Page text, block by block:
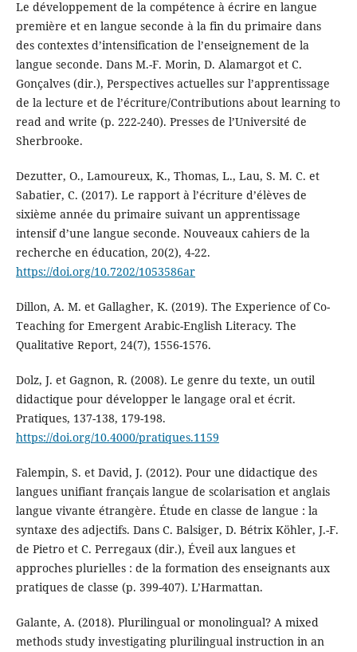
Le développement de la compétence à écrire en langue
première et en langue seconde à la fin du primaire dans
des contextes d’intensification de l’enseignement de la
langue seconde. Dans M.-F. Morin, D. Alamargot et C.
Gonçalves (dir.), Perspectives actuelles sur l’apprentissage
de la lecture et de l’écriture/Contributions about learning to
read and write (p. 222-240). Presses de l’Université de
Sherbrooke.
Dezutter, O., Lamoureux, K., Thomas, L., Lau, S. M. C. et
Sabatier, C. (2017). Le rapport à l’écriture d’élèves de
sixième année du primaire suivant un apprentissage
intensif d’une langue seconde. Nouveaux cahiers de la
recherche en éducation, 20(2), 4-22.
https://doi.org/10.7202/1053586ar
Dillon, A. M. et Gallagher, K. (2019). The Experience of Co-
Teaching for Emergent Arabic-English Literacy. The
Qualitative Report, 24(7), 1556-1576.
Dolz, J. et Gagnon, R. (2008). Le genre du texte, un outil
didactique pour développer le langage oral et écrit.
Pratiques, 137-138, 179-198.
https://doi.org/10.4000/pratiques.1159
Falempin, S. et David, J. (2012). Pour une didactique des
langues unifiant français langue de scolarisation et anglais
langue vivante étrangère. Étude en classe de langue : la
syntaxe des adjectifs. Dans C. Balsiger, D. Bétrix Köhler, J.-F.
de Pietro et C. Perregaux (dir.), Éveil aux langues et
approches plurielles : de la formation des enseignants aux
pratiques de classe (p. 399-407). L’Harmattan.
Galante, A. (2018). Plurilingual or monolingual? A mixed
methods study investigating plurilingual instruction in an